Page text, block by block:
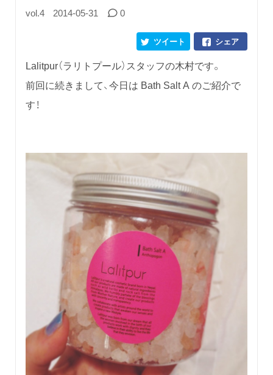
vol.4 2014-05-31 0
シェア
ツイート
Lalitpur（ラリトプール）スタッフの木村です。
前回に続きまして、今日は Bath Salt A のご紹介で
す！